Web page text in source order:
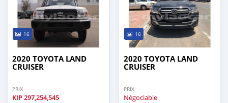
16
2020 TOYOTA LAND
CRUISER
PRIX
KIP297,254,545
16
2020 TOYOTA LAND
CRUISER
PRIX
Négociable